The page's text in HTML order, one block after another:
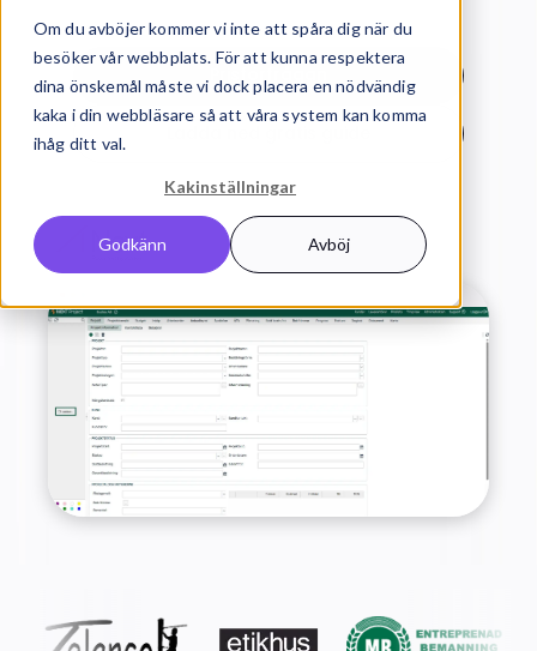
Om du avböjer kommer vi inte att spåra dig när du
besöker vår webbplats. För att kunna respektera
dina önskemål måste vi dock placera en nödvändig
kaka i din webbläsare så att våra system kan komma
ihåg ditt val.
Kakinställningar
Godkänn Avböj
Prisförfrågan